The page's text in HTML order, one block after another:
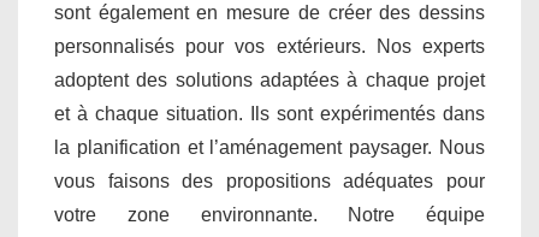
sont également en mesure de créer des dessins
personnalisés pour vos extérieurs. Nos experts
adoptent des solutions adaptées à chaque projet
et à chaque situation. Ils sont expérimentés dans
la planification et l’aménagement paysager. Nous
vous faisons des propositions adéquates pour
votre zone environnante. Notre équipe